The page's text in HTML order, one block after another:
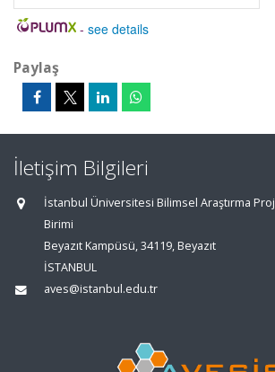
- see details
Paylaş
İletişim Bilgileri
İstanbul Üniversitesi Bilimsel Araştırma
Birimi
Beyazıt Kampüsü, 34119, Beyazıt
İSTANBUL
aves@istanbul.edu.tr